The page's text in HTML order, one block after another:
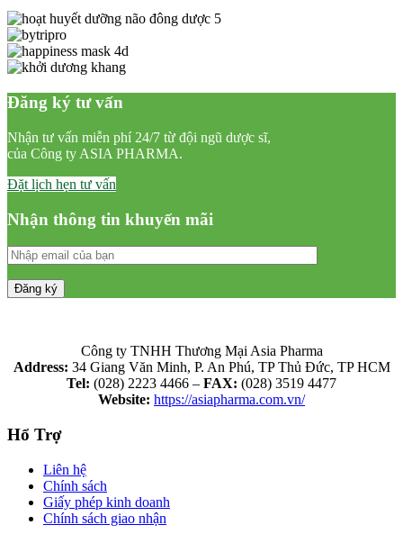
Đăng ký tư vấn
Nhận tư vấn miễn phí 24/7 từ đội ngũ dược sĩ,
của Công ty ASIA PHARMA.
Đặt lịch hẹn tư vấn
Nhận thông tin khuyến mãi
Công ty TNHH Thương Mại Asia Pharma
Address: 34 Giang Văn Minh, P. An Phú, TP Thủ Đức, TP HCM
Tel: (028) 2223 4466 – FAX: (028) 3519 4477
Website: https://asiapharma.com.vn/
Hổ Trợ
Liên hệ
Chính sách
Giấy phép kinh doanh
Chính sách giao nhận